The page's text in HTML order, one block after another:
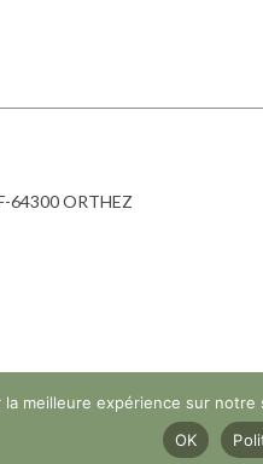
64300 ORTHEZ
meilleure expérience sur
OK